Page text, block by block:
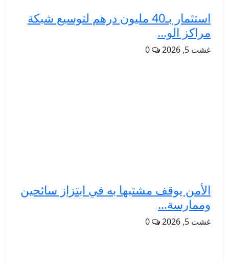
استثمار بـ40 مليون درهم لتوسيع شبكة
مراكز الو...
غشت 5, 2026 0
الأمن يوقف مشتبها به في ابتزاز سائحين
وممارسة...
غشت 5, 2026 0